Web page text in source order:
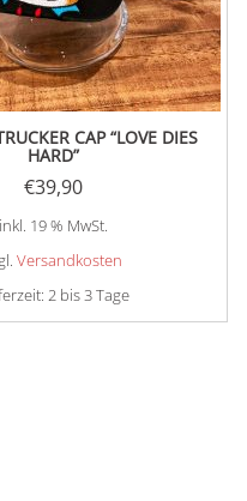
CAP “LOVE DIES
HARD”
€39,90
inkl. 19 % MwSt.
Versandkosten
2 bis 3 Tage